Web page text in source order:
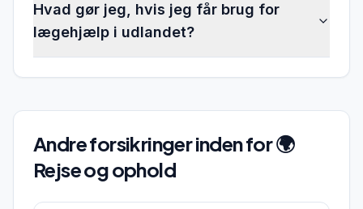
Hvad gør jeg, hvis jeg får brug for
lægehjælp i udlandet?
Andre forsikringer inden for🌍
Rejse og ophold